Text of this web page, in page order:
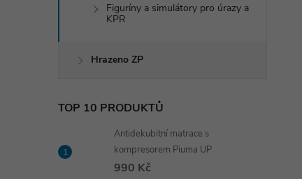
Figuríny a simulátory pro úrazy a
KPR
Hrazeno ZP
TOP 10 PRODUKTŮ
Antidekubitní matrace s
kompresorem Piuma UP
990 Kč